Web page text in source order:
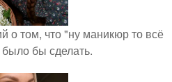
о том, что "ну маникюр то всё
бы сделать.